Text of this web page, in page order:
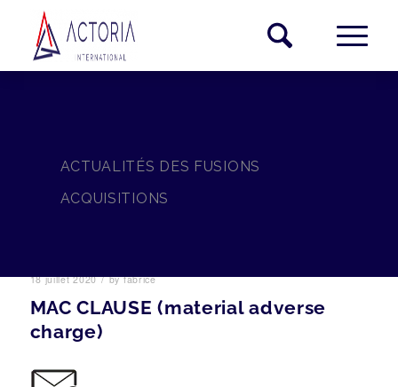
ACTUALITÉS DES FUSIONS
ACQUISITIONS
18 juillet 2020 / byfabrice
MAC CLAUSE (material adverse
charge)